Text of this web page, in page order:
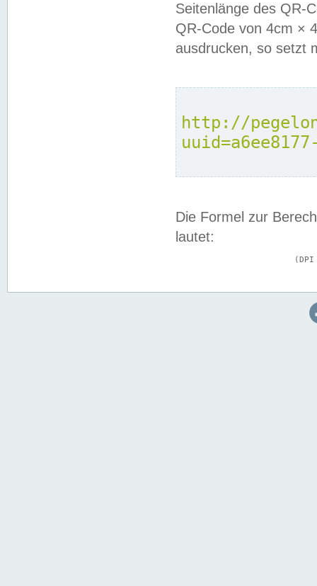
Seitenlänge des QR-
QR-Code von 4cm ×
ausdrucken, so setzt
http://
Die Formel zur
lautet: